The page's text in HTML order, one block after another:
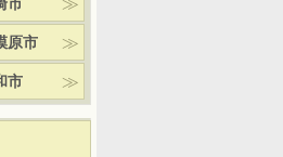
市
原市
市